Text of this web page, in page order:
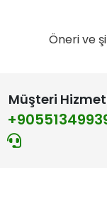
Öneri ve
Müşteri